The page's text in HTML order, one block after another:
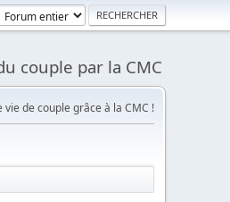
couple par la CMC
de couple grâce à la CMC !